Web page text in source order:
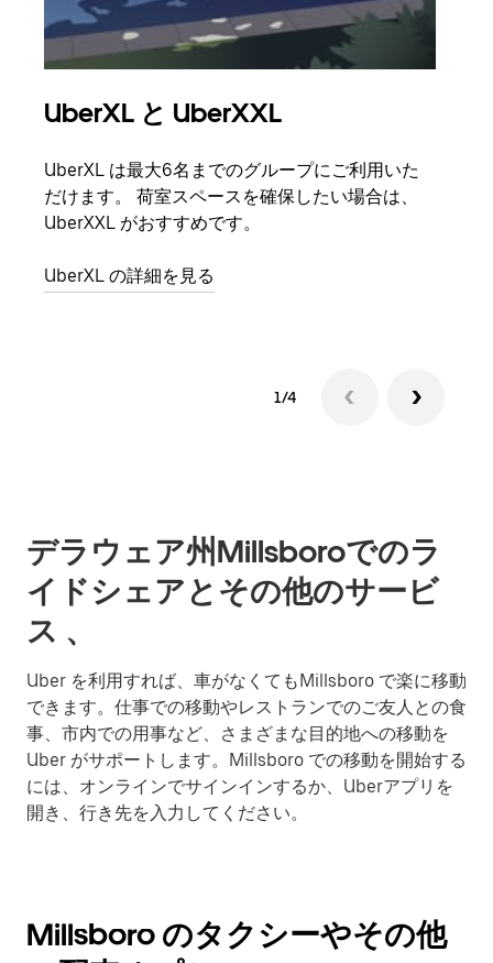
UberXL と UberXXL
UberXL は最大6名までのグループにご利用いた
だけます。 荷室スペースを確保したい場合は、
UberXXL がおすすめです。
UberXL の詳細を見る
1/4
デラウェア州Millsboroでのラ
イドシェアとその他のサービ
ス 、
Uber を利用すれば、車がなくてもMillsboro で楽に移動
できます。仕事での移動やレストランでのご友人との食
事、市内での用事など、さまざまな目的地への移動を
Uber がサポートします。Millsboro での移動を開始する
には、オンラインでサインインするか、Uberアプリを
開き、行き先を入力してください。
Millsboro のタクシーやその他